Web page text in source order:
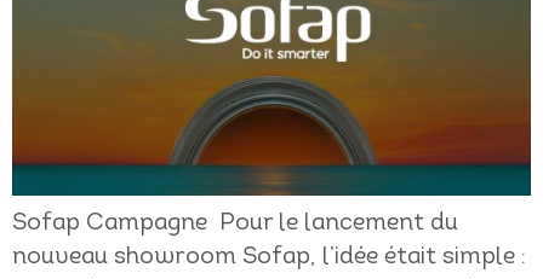
Sofap Campagne Pour le lancement du
nouveau showroom Sofap, l’idée était simple :